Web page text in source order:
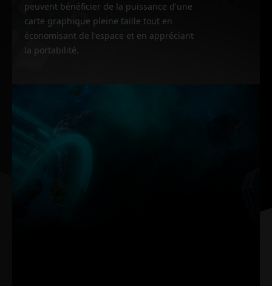
peuvent bénéficier de la puissance d'une
carte graphique pleine taille tout en
économisant de l'espace et en appréciant
la portabilité.